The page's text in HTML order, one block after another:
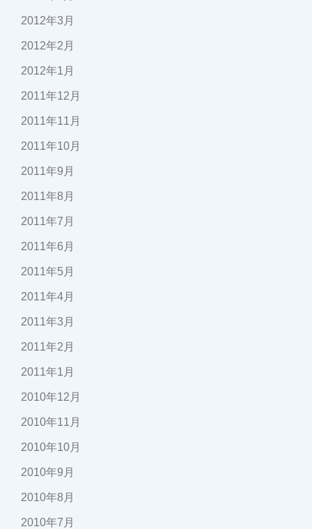
2012年3月
2012年2月
2012年1月
2011年12月
2011年11月
2011年10月
2011年9月
2011年8月
2011年7月
2011年6月
2011年5月
2011年4月
2011年3月
2011年2月
2011年1月
2010年12月
2010年11月
2010年10月
2010年9月
2010年8月
2010年7月